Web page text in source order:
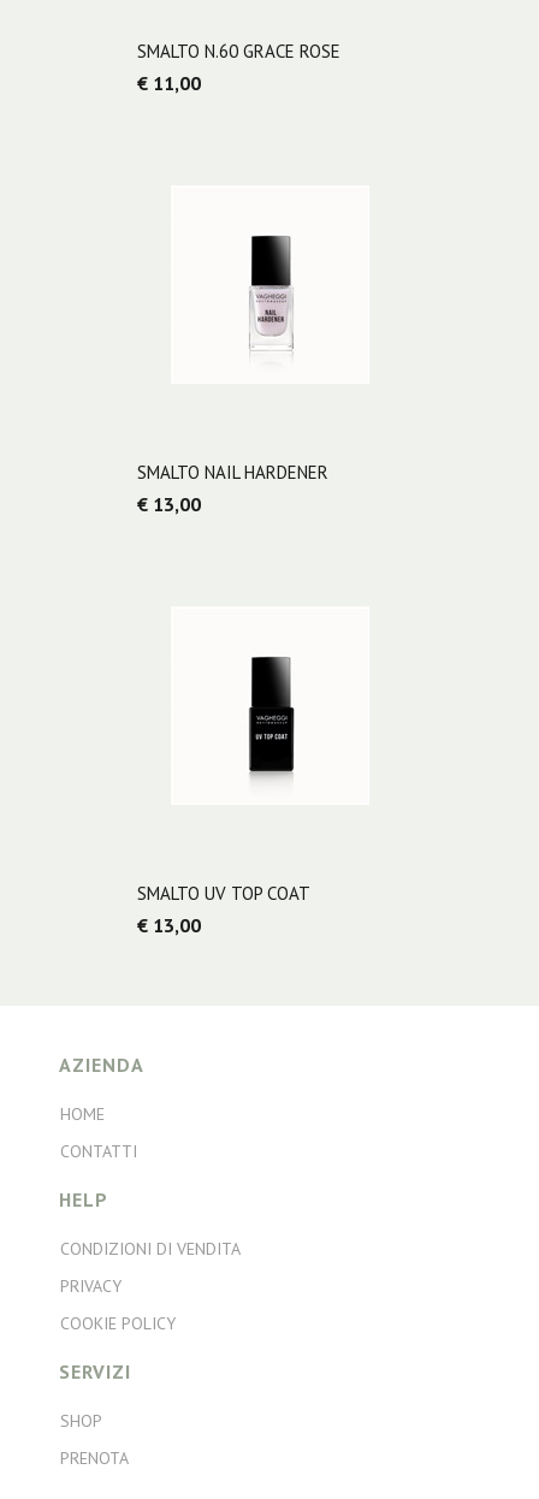
SMALTO N.60 GRACE ROSE
€ 11,00
SMALTO NAIL HARDENER
€ 13,00
SMALTO UV TOP COAT
€ 13,00
AZIENDA
HOME
CONTATTI
HELP
CONDIZIONI DI VENDITA
PRIVACY
COOKIE POLICY
SERVIZI
SHOP
PRENOTA